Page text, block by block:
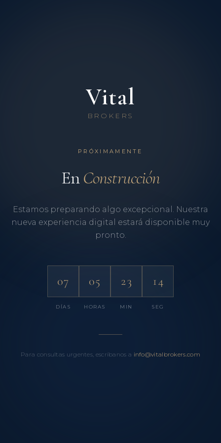
Vital
BROKERS
PRÓXIMAMENTE
EnConstrucción
Estamos preparando algo excepcional. Nuestra
nueva experiencia digital estará disponible muy
pronto.
07
DÍAS
05
HORAS
23
MIN
14
SEG
Para consultas urgentes, escríbanos a info@vitalbrokers.com